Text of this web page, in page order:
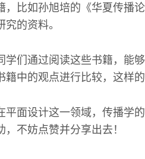
，比如孙旭培的《华夏传播
究的资料。
学们通过阅读这些书籍，能
籍中的观点进行比较，这样
平面设计这一领域，传播学
，不妨点赞并分享出去！